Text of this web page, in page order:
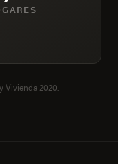
Vivienda 2020.